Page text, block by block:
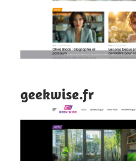
geekwise.fr